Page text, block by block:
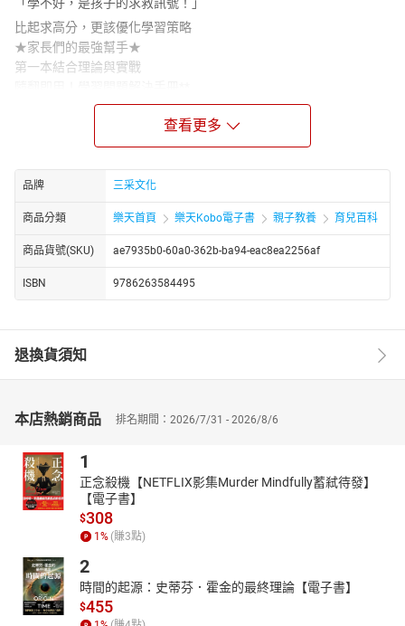
比起求高分，更該優化學習策略
★家長們的最強幫手★
第一本結合理論與實戰
孩子學不好，竟變家庭戰爭？
究竟是我不會養，還是老師不會教？
三大類學習困境，一次掌握！
寫作業、考試、課堂狀況多，
你的孩子是哪一種：
□文章一長，便放空讀不懂？
□看到數學，秒速舉手投降？
□考試總是粗心出錯？
□什麼事都等大人幫忙？
別以為孩子只是看不懂、不會寫、沒禮貌，其實包含了閱讀理解、
的綜合能力。
→不是偷懶，是核心穩定性、手部肌力出問題！
●老是愛唱反調？
→透過「積極聆聽」、「事前規範」有效改善！
●什麼都等大人做？
→一起玩「紙飛機」遊戲，加強解決問題力！
懂孩子、也懂家長
兒童發展專家～蘇子茵
▍超過7年資歷
查看更多
品牌 三采文化
商品分類 樂天首頁 樂天Kobo電子書 親子教養 育兒百科
商品貨號(SKU) ae7935b0-60a0-362b-ba94-eac8ea2256af
ISBN 9786263584495
退換貨須知
本店熱銷商品 排名期間：2026/7/31 - 2026/8/6
1
正念殺機【NETFLIX影集Murder Mindfully蓄弒待發】
【電子書】
$308
1 % (賺3點)
2
時間的起源：史蒂芬．霍金的最終理論【電子書】
$455